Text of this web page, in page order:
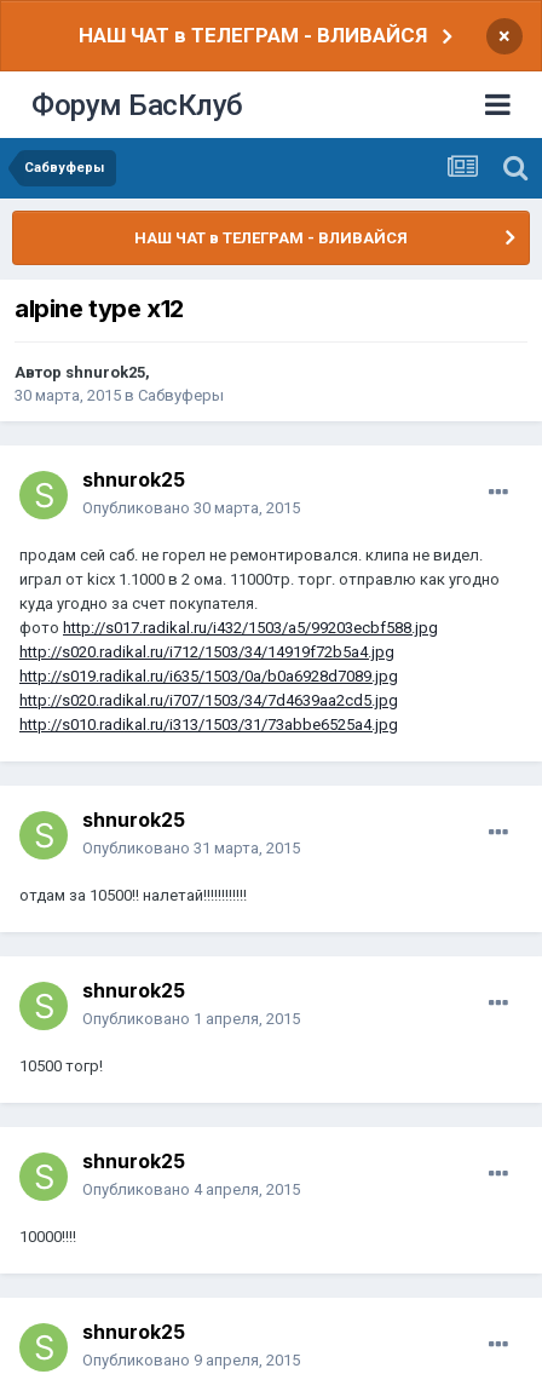
НАШ ЧАТ в ТЕЛЕГРАМ - ВЛИВАЙСЯ ×
Форум БасКлуб
Сабвуферы
НАШ ЧАТ в ТЕЛЕГРАМ - ВЛИВАЙСЯ
alpine type x12
Автор shnurok25,
30 марта, 2015 в Сабвуферы
shnurok25
Опубликовано 30 марта, 2015
продам сей саб. не горел не ремонтировался. клипа не видел.
играл от kicx 1.1000 в 2 ома. 11000тр. торг. отправлю как угодно
куда угодно за счет покупателя.
фото http://s017.radikal.ru/i432/1503/a5/99203ecbf588.jpg
http://s020.radikal.ru/i712/1503/34/14919f72b5a4.jpg
http://s019.radikal.ru/i635/1503/0a/b0a6928d7089.jpg
http://s020.radikal.ru/i707/1503/34/7d4639aa2cd5.jpg
http://s010.radikal.ru/i313/1503/31/73abbe6525a4.jpg
shnurok25
Опубликовано 31 марта, 2015
отдам за 10500!! налетай!!!!!!!!!!!!
shnurok25
Опубликовано 1 апреля, 2015
10500 тогр!
shnurok25
Опубликовано 4 апреля, 2015
10000!!!!
shnurok25
Опубликовано 9 апреля, 2015